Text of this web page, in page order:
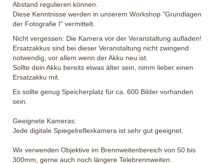
Abstand regulieren können.
Diese Kenntnisse werden in unserem Workshop "Grundlagen
der Fotografie I" vermittelt.
Nicht vergessen: Die Kamera vor der Veranstaltung aufladen!
Ersatzakkus sind bei dieser Veranstaltung nicht zwingend
notwendig, vor allem wenn der Akku neu ist.
Sollte dein Akku bereits etwas älter sein, nimm lieber einen
Ersatzakku mit.
Es sollte genug Speicherplatz für ca. 600 Bilder vorhanden
sein.
Geeignete Kameras:
Jede digitale Spiegelreflexkamera ist sehr gut geeignet.
Wir verwenden Objektive im Brennweitenbereich von 50 bis
300mm, gerne auch noch längere Telebrennweiten.